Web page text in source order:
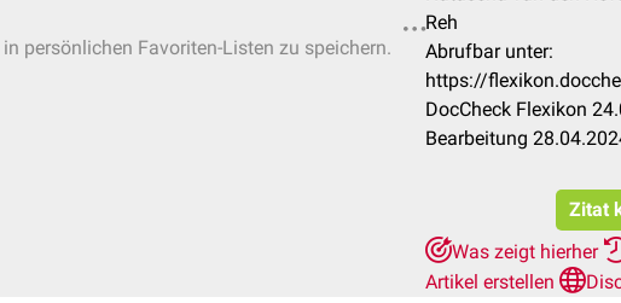
persönlichen Favoriten-Listen zu speichern.
Reh
Abrufbar unter:
https://
DocCheck Flexikon
Bearbeitung
Zitat
Was zeigt hierher
Artikel erstellen